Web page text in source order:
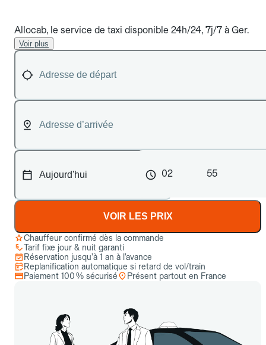
Allocab, le service de taxi disponible 24h/24, 7j/7 à Ger.
Voir plus
02 55
VOIR LES PRIX
Chauffeur confirmé dès la commande
Tarif fixe jour & nuit garanti
Réservation jusqu’à 1 an à l’avance
Replanification automatique si retard de vol/train
Paiement 100 % sécurisé
Présent partout en France